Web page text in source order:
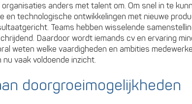
anders met talent om. Om snel in te
en technologische ontwikkelingen met nieuwe
Teams hebben wisselende
Daardoor wordt iemands cv en ervaring
weten welke vaardigheden en ambities
vaak voldoende inzicht.
doorgroeimogelijkheden